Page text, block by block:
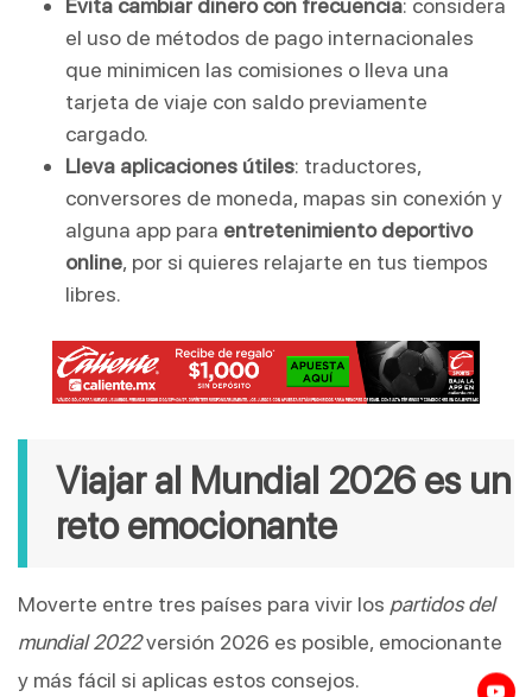
Evita cambiar dinero con frecuencia: considera
el uso de métodos de pago internacionales
que minimicen las comisiones o lleva una
tarjeta de viaje con saldo previamente
cargado.
Lleva aplicaciones útiles: traductores,
conversores de moneda, mapas sin conexión y
alguna app para entretenimiento deportivo
online, por si quieres relajarte en tus tiempos
libres.
Viajar al Mundial 2026 es un
reto emocionante
Moverte entre tres países para vivir los partidos del
mundial 2022versión 2026 es posible, emocionante
y más fácil si aplicas estos consejos.